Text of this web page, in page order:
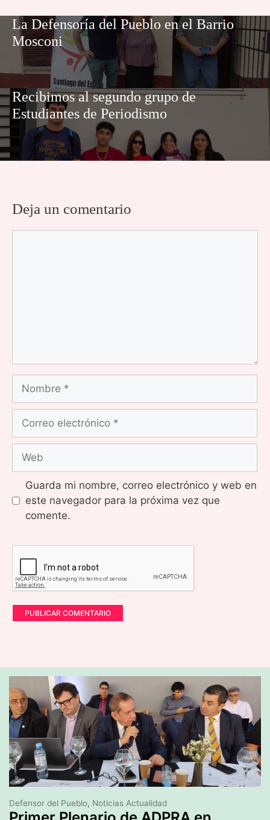
La Defensoría del Pueblo en el Barrio
Mosconi
Recibimos al segundo grupo de
Estudiantes de Periodismo
Deja un comentario
Nombre
Correo
Web
Guarda mi nombre, correo electrónico y web en
este navegador para la próxima vez que
comente.
Defensor del Pueblo, Noticias Actualidad